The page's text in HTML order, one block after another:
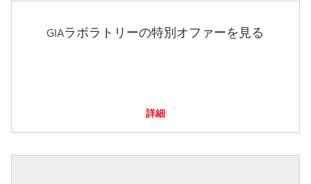
GIAラボラトリーの特別オファーを見る
詳細